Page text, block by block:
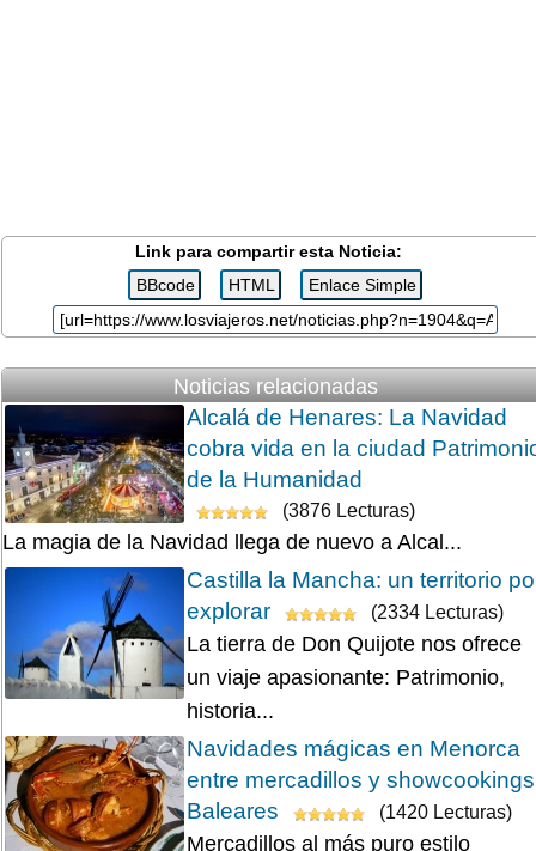
Link para compartir esta Noticia:
Noticias relacionadas
Alcalá de Henares: La Navidad
cobra vida en la ciudad
de la Humanidad
(3876 Lecturas)
La magia de la Navidad llega de nuevo a Alcal...
Castilla la Mancha: un territorio
explorar
(2334 Lecturas)
La tierra de Don Quijote nos ofrece
un viaje apasionante: Patrimonio,
historia...
Navidades mágicas en Menorca
entre mercadillos y
Baleares
(1420 Lecturas)
Mercadillos al más puro estilo